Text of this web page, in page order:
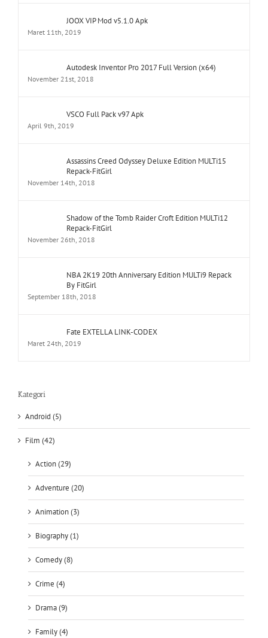
JOOX VIP Mod v5.1.0 Apk
Maret 11th, 2019
Autodesk Inventor Pro 2017 Full Version (x64)
November 21st, 2018
VSCO Full Pack v97 Apk
April 9th, 2019
Assassins Creed Odyssey Deluxe Edition MULTi15
Repack-FitGirl
November 14th, 2018
Shadow of the Tomb Raider Croft Edition MULTi12
Repack-FitGirl
November 26th, 2018
NBA 2K19 20th Anniversary Edition MULTi9 Repack
By FitGirl
September 18th, 2018
Fate EXTELLA LINK-CODEX
Maret 24th, 2019
Kategori
Android (5)
Film (42)
Action (29)
Adventure (20)
Animation (3)
Biography (1)
Comedy (8)
Crime (4)
Drama (9)
Family (4)